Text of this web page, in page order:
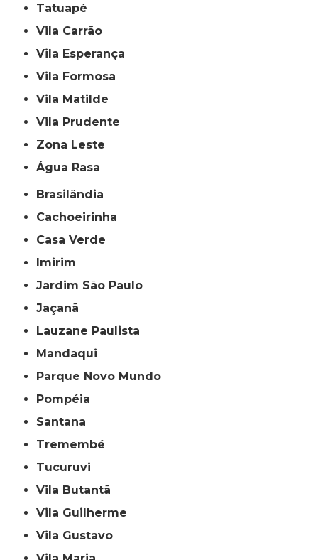
Tatuapé
Vila Carrão
Vila Esperança
Vila Formosa
Vila Matilde
Vila Prudente
Zona Leste
Água Rasa
Brasilândia
Cachoeirinha
Casa Verde
Imirim
Jardim São Paulo
Jaçanã
Lauzane Paulista
Mandaqui
Parque Novo Mundo
Pompéia
Santana
Tremembé
Tucuruvi
Vila Butantã
Vila Guilherme
Vila Gustavo